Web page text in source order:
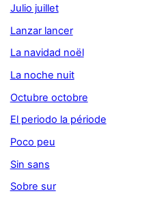
Julio juillet
Lanzar lancer
La navidad noël
La noche nuit
Octubre octobre
El periodo la période
Poco peu
Sin sans
Sobre sur